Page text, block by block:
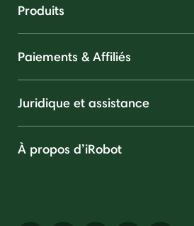
Produits
Paiements & Affiliés
Juridique et assistance
À propos d’iRobot